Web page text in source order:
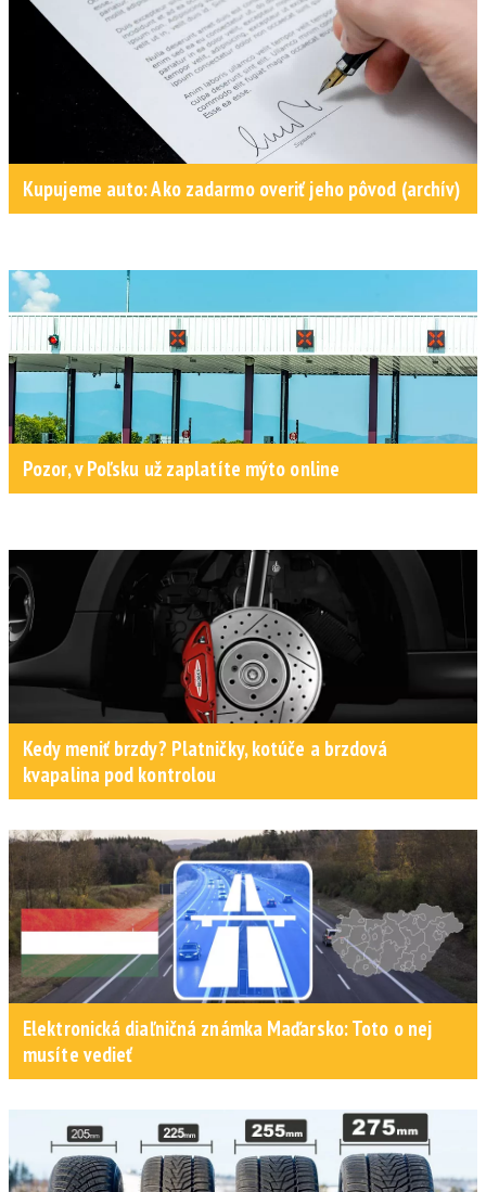
Kupujeme auto: Ako zadarmo overiť jeho pôvod (archív)
Pozor, v Poľsku už zaplatíte mýto online
Kedy meniť brzdy? Platničky, kotúče a brzdová
kvapalina pod kontrolou
Elektronická diaľničná známka Maďarsko: Toto o nej
musíte vedieť